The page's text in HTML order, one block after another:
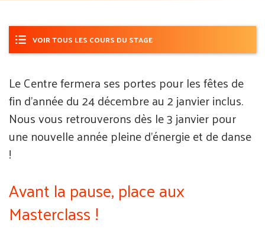
VOIR TOUS LES COURS DU STAGE
Le Centre fermera ses portes pour les fêtes de
fin d'année du 24 décembre au 2 janvier inclus.
Nous vous retrouverons dès le 3 janvier pour
une nouvelle année pleine d’énergie et de danse
!
Avant la pause, place aux
Masterclass !